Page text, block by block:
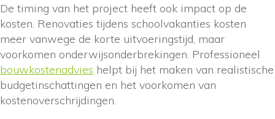
De timing van het project heeft ook impact op de
kosten. Renovaties tijdens schoolvakanties kosten
meer vanwege de korte uitvoeringstijd, maar
voorkomen onderwijsonderbrekingen. Professioneel
bouwkostenadvies helpt bij het maken van realistische
budgetinschattingen en het voorkomen van
kostenoverschrijdingen.